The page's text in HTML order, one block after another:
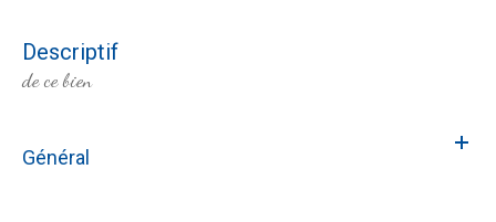
descriptif
de ce bien
Général